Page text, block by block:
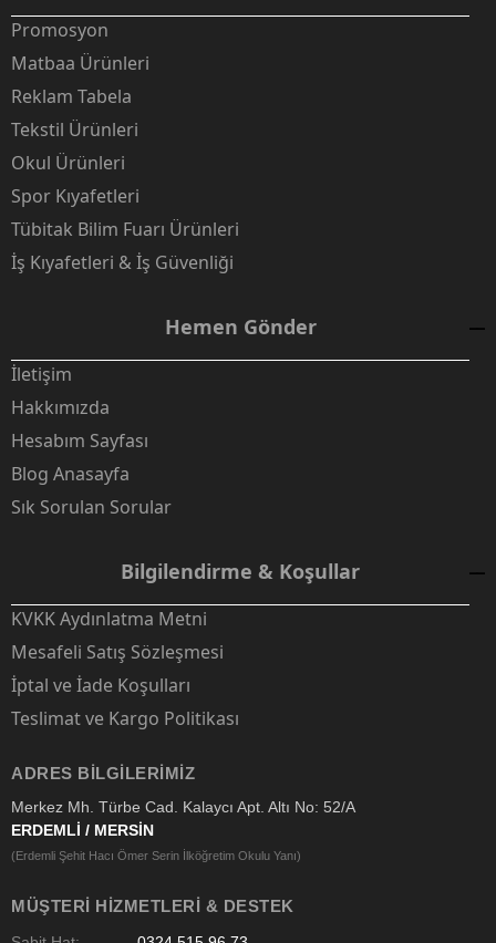
Promosyon
Matbaa Ürünleri
Reklam Tabela
Tekstil Ürünleri
Okul Ürünleri
Spor Kıyafetleri
Tübitak Bilim Fuarı Ürünleri
İş Kıyafetleri & İş Güvenliği
Hemen Gönder
İletişim
Hakkımızda
Hesabım Sayfası
Blog Anasayfa
Sık Sorulan Sorular
Bilgilendirme & Koşullar
KVKK Aydınlatma Metni
Mesafeli Satış Sözleşmesi
İptal ve İade Koşulları
Teslimat ve Kargo Politikası
ADRES BILGILERIMIZ
Merkez Mh. Türbe Cad. Kalaycı Apt. Altı No: 52/A
ERDEMLİ / MERSİN
(Erdemli Şehit Hacı Ömer Serin İlköğretim Okulu Yanı)
MÜŞTERI HIZMETLERI & DESTEK